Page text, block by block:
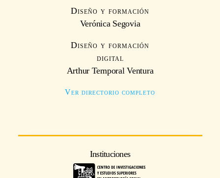
Diseño y formación
Verónica Segovia
Diseño y formación
digital
Arthur Temporal Ventura
Ver directorio completo
Instituciones